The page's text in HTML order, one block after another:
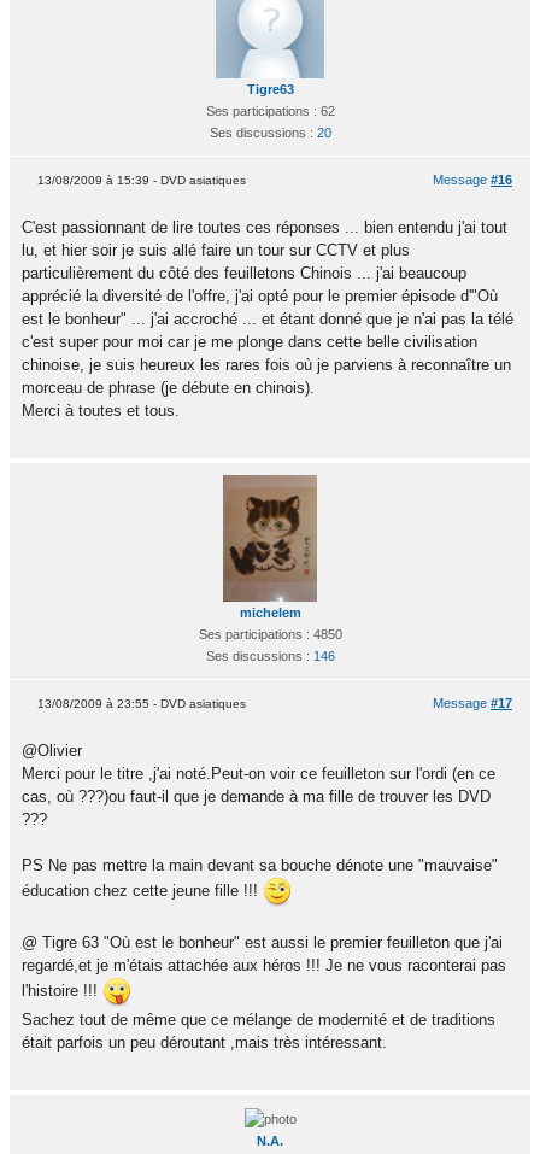
Tigre63
Ses participations : 62
Ses discussions : 20
Message #16
13/08/2009 à 15:39 - DVD asiatiques
C'est passionnant de lire toutes ces réponses ... bien entendu j'ai tout
lu, et hier soir je suis allé faire un tour sur CCTV et plus
particulièrement du côté des feuilletons Chinois ... j'ai beaucoup
apprécié la diversité de l'offre, j'ai opté pour le premier épisode d'"Où
est le bonheur" ... j'ai accroché ... et étant donné que je n'ai pas la télé
c'est super pour moi car je me plonge dans cette belle civilisation
chinoise, je suis heureux les rares fois où je parviens à reconnaître un
morceau de phrase (je débute en chinois).
Merci à toutes et tous.
michelem
Ses participations : 4850
Ses discussions : 146
Message #17
13/08/2009 à 23:55 - DVD asiatiques
@Olivier
Merci pour le titre ,j'ai noté.Peut-on voir ce feuilleton sur l'ordi (en ce
cas, où ???)ou faut-il que je demande à ma fille de trouver les DVD
???
PS Ne pas mettre la main devant sa bouche dénote une "mauvaise"
éducation chez cette jeune fille !!!
@ Tigre 63 "Où est le bonheur" est aussi le premier feuilleton que j'ai
regardé,et je m'étais attachée aux héros !!! Je ne vous raconterai pas
l'histoire !!!
Sachez tout de même que ce mélange de modernité et de traditions
était parfois un peu déroutant ,mais très intéressant.
N.A.